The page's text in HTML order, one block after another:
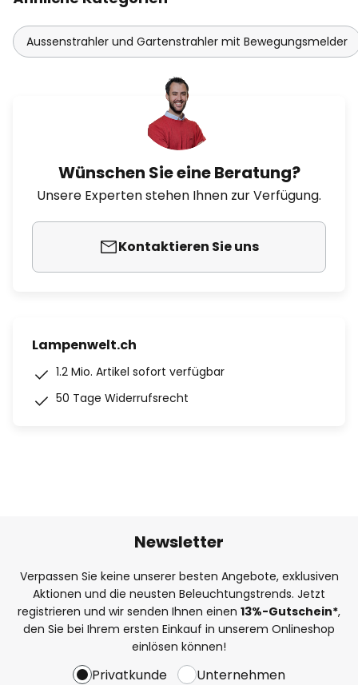
Aussenstrahler und Gartenstrahler mit Bewegungsmelder
Wünschen Sie eine Beratung?
Unsere Experten stehen Ihnen zur Verfügung.
Kontaktieren Sie uns
Lampenwelt.ch
1.2 Mio. Artikel sofort verfügbar
50 Tage Widerrufsrecht
Newsletter
Verpassen Sie keine unserer besten Angebote, exklusiven
Aktionen und die neusten Beleuchtungstrends. Jetzt
registrieren und wir senden Ihnen einen 13%-Gutschein*,
den Sie bei Ihrem ersten Einkauf in unserem Onlineshop
einlösen können!
Privatkunde Unternehmen